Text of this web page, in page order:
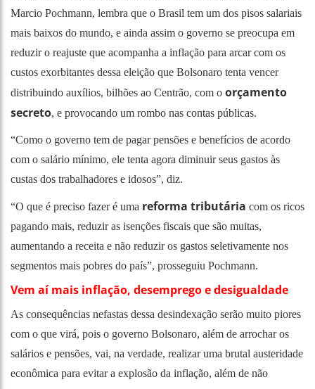
Marcio Pochmann, lembra que o Brasil tem um dos pisos salariais
mais baixos do mundo, e ainda assim o governo se preocupa em
reduzir o reajuste que acompanha a inflação para arcar com os
custos exorbitantes dessa eleição que Bolsonaro tenta vencer
distribuindo auxílios, bilhões ao Centrão, com o orçamento
secreto, e provocando um rombo nas contas públicas.
“Como o governo tem de pagar pensões e benefícios de acordo
com o salário mínimo, ele tenta agora diminuir seus gastos às
custas dos trabalhadores e idosos”, diz.
“O que é preciso fazer é uma reforma tributária com os ricos
pagando mais, reduzir as isenções fiscais que são muitas,
aumentando a receita e não reduzir os gastos seletivamente nos
segmentos mais pobres do país”, prosseguiu Pochmann.
Vem aí mais inflação, desemprego e desigualdade
As consequências nefastas dessa desindexação serão muito piores
com o que virá, pois o governo Bolsonaro, além de arrochar os
salários e pensões, vai, na verdade, realizar uma brutal austeridade
econômica para evitar a explosão da inflação, além de não